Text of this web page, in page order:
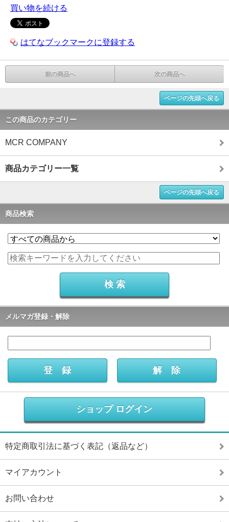
買い物を続ける
はてなブックマークに登録する
前の商品へ 次の商品へ
ページの先頭へ戻る
この商品のカテゴリー
MCR COMPANY
商品カテゴリー一覧
ページの先頭へ戻る
商品検索
メルマガ登録・解除
ショップ ログイン
特定商取引法に基づく表記（返品など）
マイアカウント
お問い合わせ